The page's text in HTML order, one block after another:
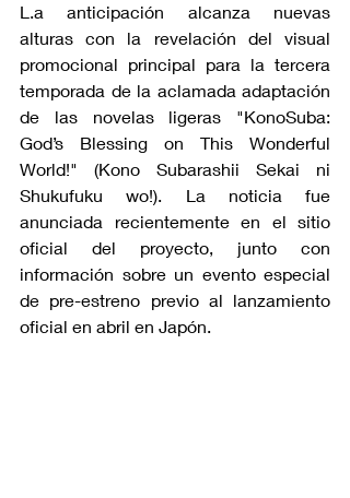
L.a anticipación alcanza nuevas
alturas con la revelación del visual
promocional principal para la tercera
temporada de la aclamada adaptación
de las novelas ligeras "KonoSuba:
God’s Blessing on This Wonderful
World!" (Kono Subarashii Sekai ni
Shukufuku wo!). La noticia fue
anunciada recientemente en el sitio
oficial del proyecto, junto con
información sobre un evento especial
de pre-estreno previo al lanzamiento
oficial en abril en Japón.